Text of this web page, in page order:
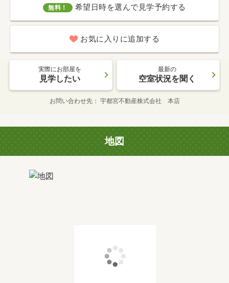
無料！ 希望日時を選んで見学予約する
お気に入りに追加する
実際にお部屋を
見学したい
最新の
空室状況を聞く
お問い合わせ先 宇都宮不動産株式会社 本店
地図